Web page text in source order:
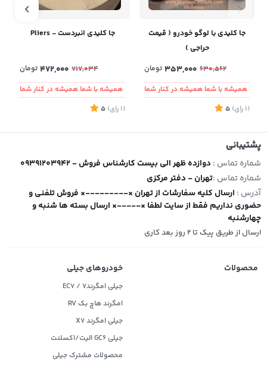
جا کلیدی با لوگو خودرو ( قیمت
حراجی )
630,562
353,000 تومان
همیشه با شما همیشه در کنار شما
(1 رای)
5
جا کلیدی انبردست - Pliers
717,034
472,000 تومان
همیشه با شما همیشه در کنار شما
(1 رای)
5
پشتیبانی
شماره تماس : 09391203942 - دوازده ظهر الی بیست کارشناس فروش
شماره تماس :تهران - دفتر مرکزی
آدرس : ارسال کلیه سفارشات از تهران ×---------× فروش تلفنی و
حضوری نداریم فقط از سایت لطفا ×-----× ارسال بسته ها شنبه و
چهارشنبه
ارسال از طریق پیک تا ۲ روز بعد کاری
محصولات خودروهای جیلی
جیلی امگرند۷ / EC7
امگرند هاچ بک RV
جیلی امگرند X7
جیلی GC6 الیت/اکسلنت
محصولات مشترک جیلی